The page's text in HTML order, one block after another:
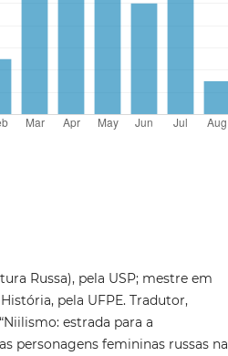
Russa), pela USP; mestre em
pela UFPE. Tradutor,
estrada para a
personagens femininas russas na